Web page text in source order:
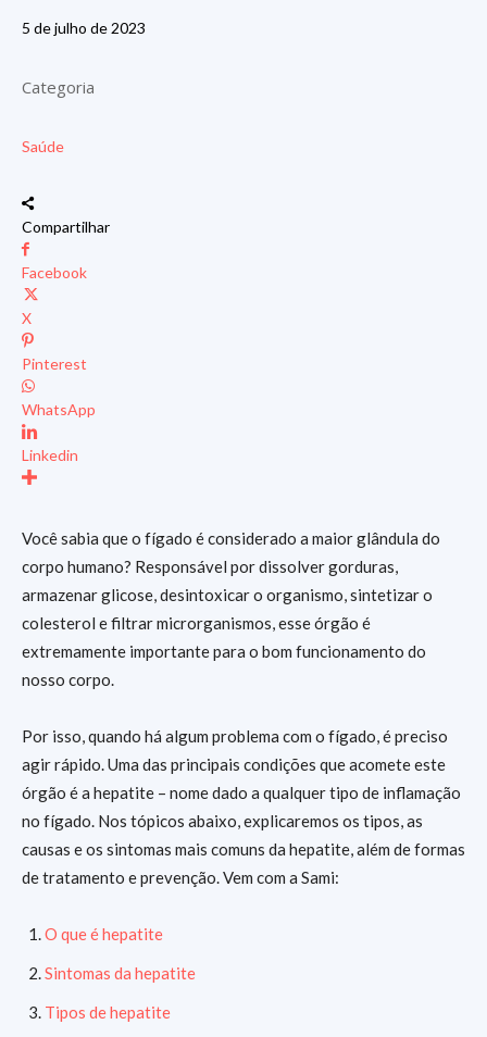
5 de julho de 2023
Categoria
Saúde
Compartilhar
Facebook
X
Pinterest
WhatsApp
Linkedin
Você sabia que o fígado é considerado a maior glândula do
corpo humano? Responsável por dissolver gorduras,
armazenar glicose, desintoxicar o organismo, sintetizar o
colesterol e filtrar microrganismos, esse órgão é
extremamente importante para o bom funcionamento do
nosso corpo.
Por isso, quando há algum problema com o fígado, é preciso
agir rápido. Uma das principais condições que acomete este
órgão é a hepatite – nome dado a qualquer tipo de inflamação
no fígado. Nos tópicos abaixo, explicaremos os tipos, as
causas e os sintomas mais comuns da hepatite, além de formas
de tratamento e prevenção. Vem com a Sami:
O que é hepatite
Sintomas da hepatite
Tipos de hepatite